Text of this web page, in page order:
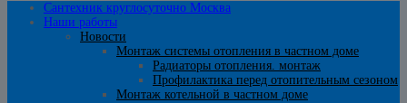
Сантехник круглосуточно Москва
Наши работы
Новости
Монтаж системы отопления в частном доме
Радиаторы отопления. монтаж
Профилактика перед отопительным сезоном
Монтаж котельной в частном доме